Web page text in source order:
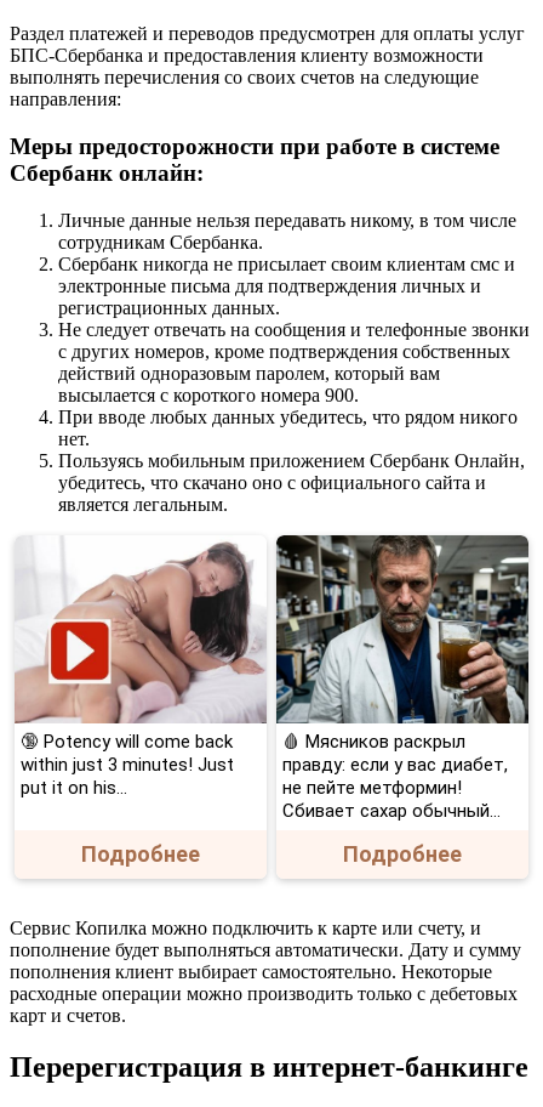
Раздел платежей и переводов предусмотрен для оплаты услуг
БПС-Сбербанка и предоставления клиенту возможности
выполнять перечисления со своих счетов на следующие
направления:
Меры предосторожности при работе в системе
Сбербанк онлайн:
Личные данные нельзя передавать никому, в том числе
сотрудникам Сбербанка.
Сбербанк никогда не присылает своим клиентам смс и
электронные письма для подтверждения личных и
регистрационных данных.
Не следует отвечать на сообщения и телефонные звонки
с других номеров, кроме подтверждения собственных
действий одноразовым паролем, который вам
высылается с короткого номера 900.
При вводе любых данных убедитесь, что рядом никого
нет.
Пользуясь мобильным приложением Сбербанк Онлайн,
убедитесь, что скачано оно с официального сайта и
является легальным.
🔞 Potency will come back
within just 3 minutes! Just
put it on his…
Подробнее
🩸 Мясников раскрыл
правду: если у вас диабет,
не пейте метформин!
Сбивает сахар обычный...
Подробнее
Сервис Копилка можно подключить к карте или счету, и
пополнение будет выполняться автоматически. Дату и сумму
пополнения клиент выбирает самостоятельно. Некоторые
расходные операции можно производить только с дебетовых
карт и счетов.
Перерегистрация в интернет-банкинге